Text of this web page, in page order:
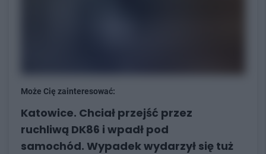
Może Cię zainteresować:
Katowice. Chciał przejść przez
ruchliwą DK86 i wpadł pod
samochód. Wypadek wydarzył się tuż